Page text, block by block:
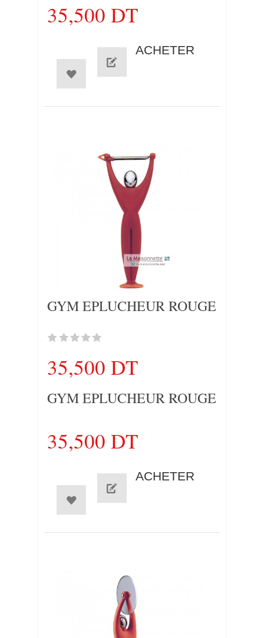
35,500 DT
ACHETER
GYM EPLUCHEUR ROUGE
35,500 DT
GYM EPLUCHEUR ROUGE
35,500 DT
ACHETER